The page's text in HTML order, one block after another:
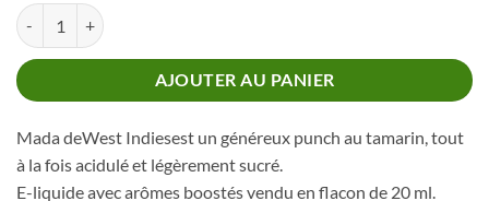
quantité de WEST INDIES MADA 20 ML
AJOUTER AU PANIER
Mada deWest Indiesest un généreux punch au tamarin, tout
à la fois acidulé et légèrement sucré.
E-liquide avec arômes boostés vendu en flacon de 20 ml.